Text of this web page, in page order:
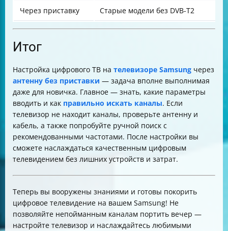
Через приставку Старые модели без DVB-T2
Итог
Настройка цифрового ТВ на телевизоре Samsung через
антенну без приставки — задача вполне выполнимая
даже для новичка. Главное — знать, какие параметры
вводить и как правильно искать каналы. Если
телевизор не находит каналы, проверьте антенну и
кабель, а также попробуйте ручной поиск с
рекомендованными частотами. После настройки вы
сможете наслаждаться качественным цифровым
телевидением без лишних устройств и затрат.
Теперь вы вооружены знаниями и готовы покорить
цифровое телевидение на вашем Samsung! Не
позволяйте непойманным каналам портить вечер —
настройте телевизор и наслаждайтесь любимыми